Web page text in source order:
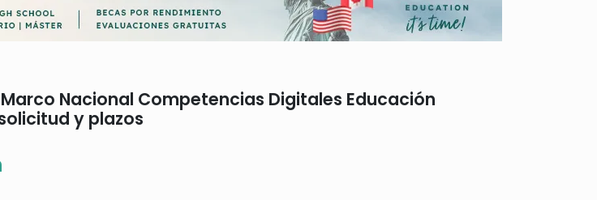
Marco Nacional Competencias Digitales Educación
y plazos